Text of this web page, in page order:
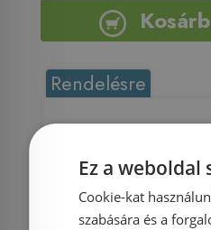
Rendelésre
Ez a weboldal
Cookie-kat
szabására és a